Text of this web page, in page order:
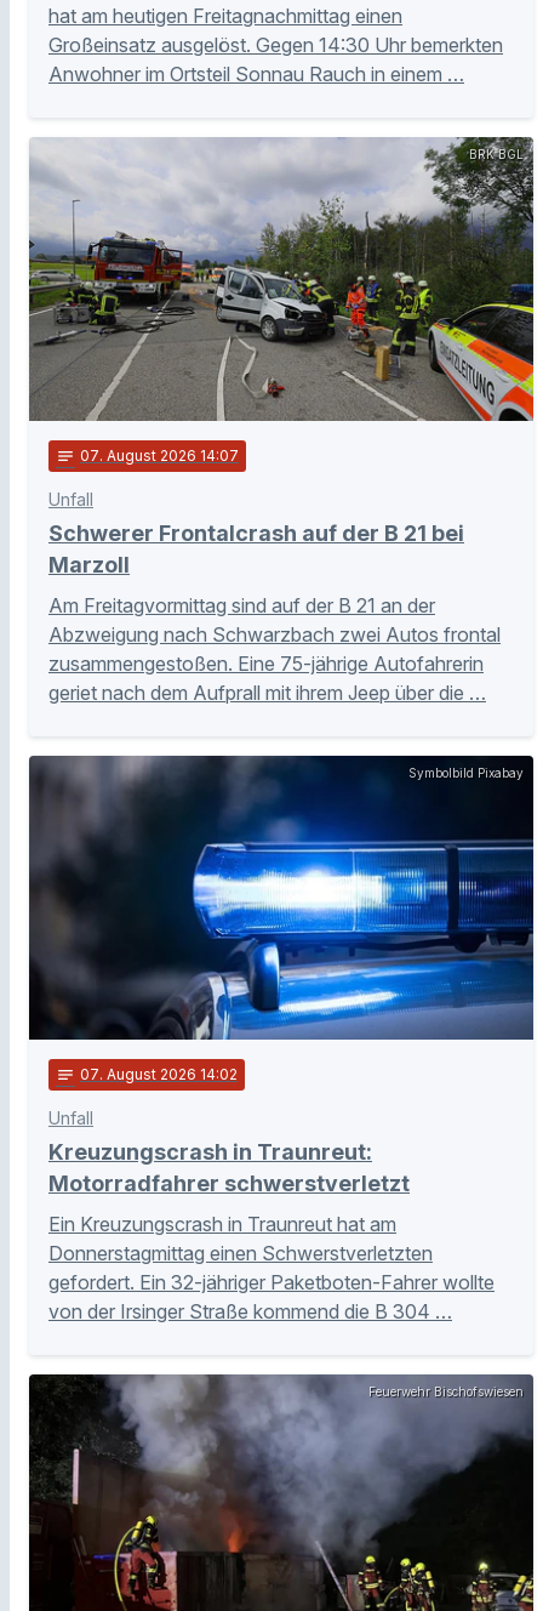
hat am heutigen Freitagnachmittag einen
Großeinsatz ausgelöst. Gegen 14:30 Uhr bemerkten
Anwohner im Ortsteil Sonnau Rauch in einem …
BRK BGL
notes 07. August 2026 14:07
Unfall
Schwerer Frontalcrash auf der B 21 bei
Marzoll
Am Freitagvormittag sind auf der B 21 an der
Abzweigung nach Schwarzbach zwei Autos frontal
zusammengestoßen. Eine 75-jährige Autofahrerin
geriet nach dem Aufprall mit ihrem Jeep über die …
Symbolbild Pixabay
notes 07. August 2026 14:02
Unfall
Kreuzungscrash in Traunreut:
Motorradfahrer schwerstverletzt
Ein Kreuzungscrash in Traunreut hat am
Donnerstagmittag einen Schwerstverletzten
gefordert. Ein 32-jähriger Paketboten-Fahrer wollte
von der Irsinger Straße kommend die B 304 …
Feuerwehr Bischofswiesen